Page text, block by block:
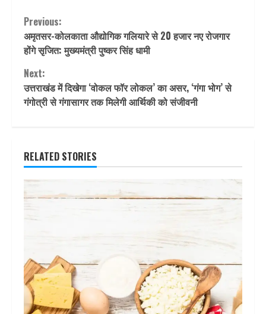
Continue
Reading
Previous:
अमृतसर-कोलकाता औद्योगिक गलियारे से 20 हजार नए रोजगार
होंगे सृजित: मुख्यमंत्री पुष्कर सिंह धामी
Next:
उत्तराखंड में दिखेगा ‘वोकल फॉर लोकल’ का असर, ‘गंगा भोग’ से
गंगोत्री से गंगासागर तक मिलेगी आर्थिकी को संजीवनी
RELATED STORIES